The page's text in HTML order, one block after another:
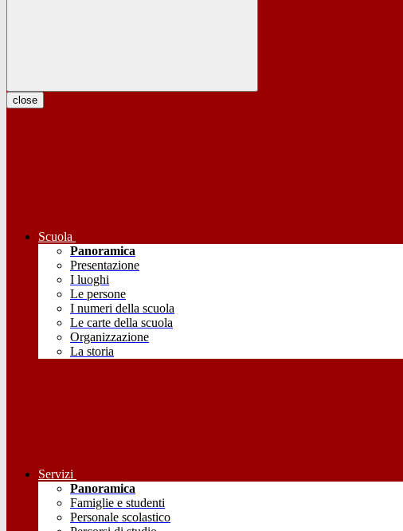
close
Scuola
Panoramica
Presentazione
I luoghi
Le persone
I numeri della scuola
Le carte della scuola
Organizzazione
La storia
Servizi
Panoramica
Famiglie e studenti
Personale scolastico